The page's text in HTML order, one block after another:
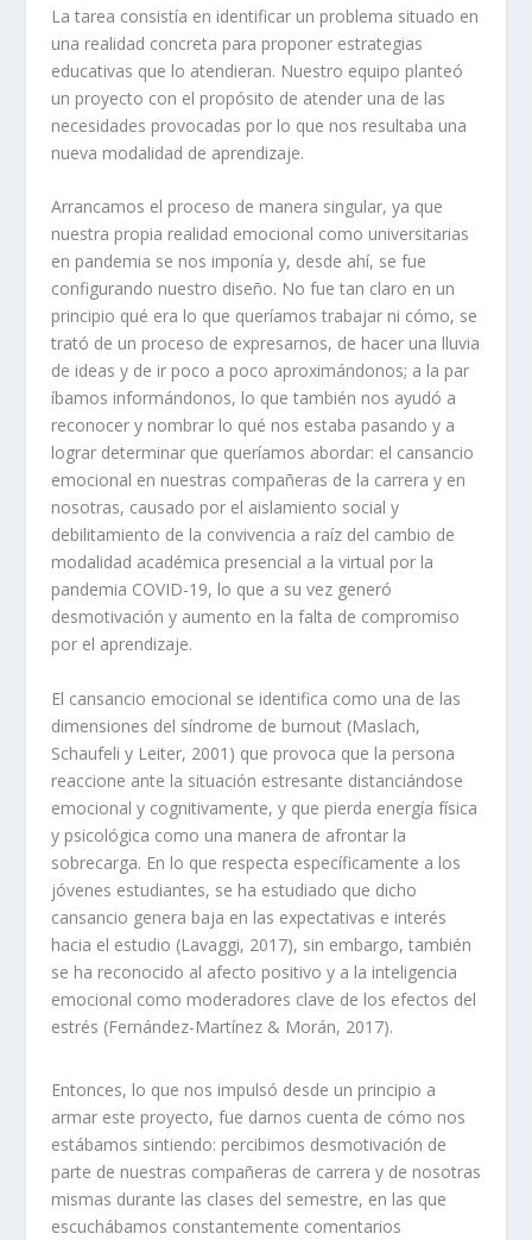
La tarea consistía en identificar un problema situado en
una realidad concreta para proponer estrategias
educativas que lo atendieran. Nuestro equipo planteó
un proyecto con el propósito de atender una de las
necesidades provocadas por lo que nos resultaba una
nueva modalidad de aprendizaje.
Arrancamos el proceso de manera singular, ya que
nuestra propia realidad emocional como universitarias
en pandemia se nos imponía y, desde ahí, se fue
configurando nuestro diseño. No fue tan claro en un
principio qué era lo que queríamos trabajar ni cómo, se
trató de un proceso de expresarnos, de hacer una lluvia
de ideas y de ir poco a poco aproximándonos; a la par
íbamos informándonos, lo que también nos ayudó a
reconocer y nombrar lo qué nos estaba pasando y a
lograr determinar que queríamos abordar: el cansancio
emocional en nuestras compañeras de la carrera y en
nosotras, causado por el aislamiento social y
debilitamiento de la convivencia a raíz del cambio de
modalidad académica presencial a la virtual por la
pandemia COVID-19, lo que a su vez generó
desmotivación y aumento en la falta de compromiso
por el aprendizaje.
El cansancio emocional se identifica como una de las
dimensiones del síndrome de burnout(Maslach,
Schaufeli y Leiter, 2001) que provoca que la persona
reaccione ante la situación estresante distanciándose
emocional y cognitivamente, y que pierda energía física
y psicológica como una manera de afrontar la
sobrecarga. En lo que respecta específicamente a los
jóvenes estudiantes, se ha estudiado que dicho
cansancio genera baja en las expectativas e interés
hacia el estudio (Lavaggi, 2017), sin embargo, también
se ha reconocido al afecto positivo y a la inteligencia
emocional como moderadores clave de los efectos del
estrés (Fernández-Martínez & Morán, 2017).
Entonces, lo que nos impulsó desde un principio a
armar este proyecto, fue darnos cuenta de cómo nos
estábamos sintiendo: percibimos desmotivación de
parte de nuestras compañeras de carrera y de nosotras
mismas durante las clases del semestre, en las que
escuchábamos constantemente comentarios